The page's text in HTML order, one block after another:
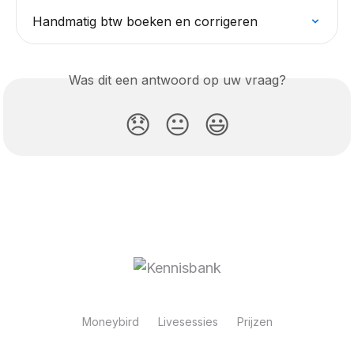
Handmatig btw boeken en corrigeren
Was dit een antwoord op uw vraag?
😞 😐 😃
Moneybird Livesessies Prijzen